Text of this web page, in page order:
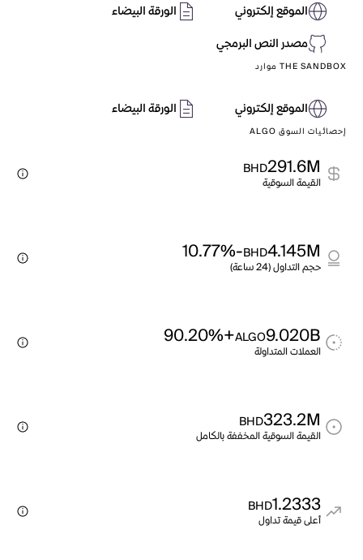
الموقع إلكتروني
الورقة البيضاء
مصدر النص البرمجي
THE SANDBOX موارد
الموقع إلكتروني الورقة البيضاء
إحصائيات السوق ALGO
291.6M
BHD
القيمة السوقية
4.145M
BHD
-10.77%
حجم التداول (24 ساعة)
9.020B
ALGO
+90.20%
العملات المتداولة
323.2M
BHD
القيمة السوقية المخففة بالكامل
1.2333
BHD
أعلى قيمة تداول